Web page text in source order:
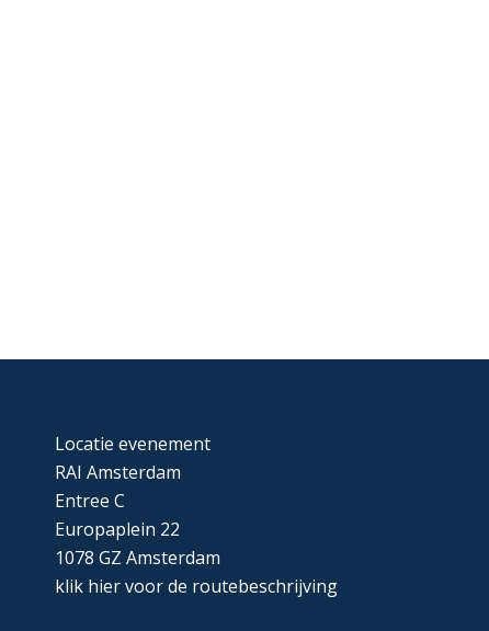
Locatie evenement
RAI Amsterdam
Entree C
Europaplein 22
1078 GZ Amsterdam
klik hiervoor de routebeschrijving